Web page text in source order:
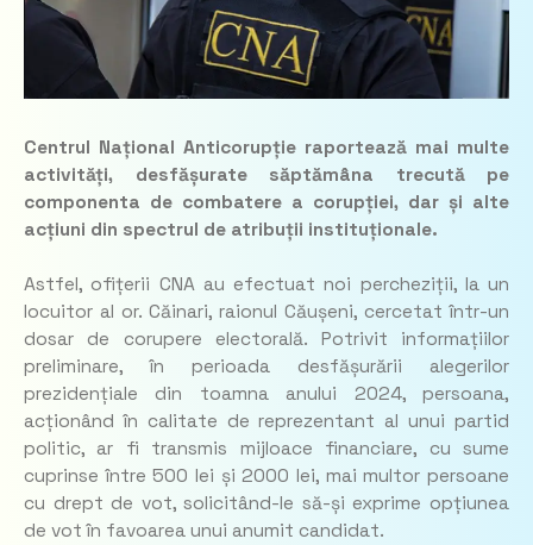
Centrul Național Anticorupție raportează mai multe
activități, desfășurate săptămâna trecută pe
componenta de combatere a corupției, dar și alte
acțiuni din spectrul de atribuții instituționale.
Astfel, ofițerii CNA au efectuat noi percheziții, la un
locuitor al or. Căinari, raionul Căușeni, cercetat într-un
dosar de corupere electorală. Potrivit informațiilor
preliminare, în perioada desfășurării alegerilor
prezidențiale din toamna anului 2024, persoana,
acționând în calitate de reprezentant al unui partid
politic, ar fi transmis mijloace financiare, cu sume
cuprinse între 500 lei și 2000 lei, mai multor persoane
cu drept de vot, solicitând-le să-și exprime opțiunea
de vot în favoarea unui anumit candidat.